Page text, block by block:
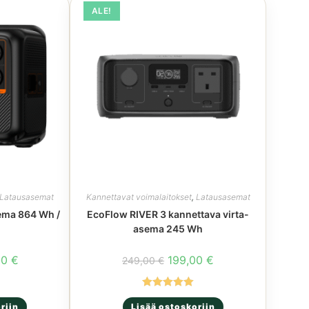
Latausasemat
864 Wh /
€.
€Nykyinen
hinta
ALE!
Kannettavat voimalaitokset, Latausasemat
EcoFlow RIVER 3 kannettava virta-
asema 245 Wh
249,00€ Alkuperäinen
hinta
oli:
249,00 €.
199,00€
Arvostelu
Lisää ostoskoriin